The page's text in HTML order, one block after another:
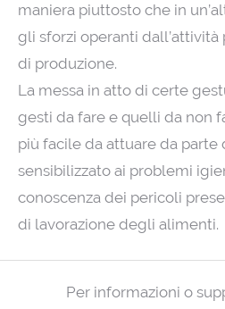
maniera piuttosto che in
gli sforzi operanti dall’attività
di produzione.
La messa in atto di certe
gesti da fare e quelli da non
più facile da attuare da parte
sensibilizzato ai problemi
conoscenza dei pericoli
di lavorazione degli alimenti.
Per informazioni o